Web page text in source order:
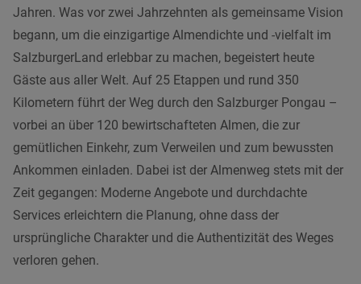
Jahren. Was vor zwei Jahrzehnten als gemeinsame Vision
begann, um die einzigartige Almendichte und -vielfalt im
SalzburgerLand erlebbar zu machen, begeistert heute
Gäste aus aller Welt. Auf 25 Etappen und rund 350
Kilometern führt der Weg durch den Salzburger Pongau –
vorbei an über 120 bewirtschafteten Almen, die zur
gemütlichen Einkehr, zum Verweilen und zum bewussten
Ankommen einladen. Dabei ist der Almenweg stets mit der
Zeit gegangen: Moderne Angebote und durchdachte
Services erleichtern die Planung, ohne dass der
ursprüngliche Charakter und die Authentizität des Weges
verloren gehen.